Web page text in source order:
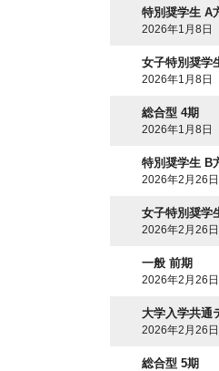
特別奨学生 A
2026年1月8日
女子特別奨学
2026年1月8日
総合型 4期
2026年1月8日
特別奨学生 B
2026年2月26
女子特別奨学
2026年2月26
一般 前期
2026年2月26
大学入学共通
2026年2月26
総合型 5期